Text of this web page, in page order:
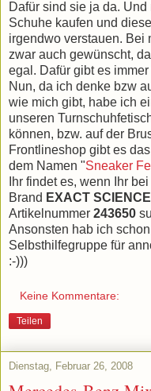
Dafür sind sie ja da.
Schuhe kaufen und
irgendwo verstauen. Bei
zwar auch gewünscht,
egal. Dafür gibt es
Nun, da ich denke bzw
wie mich gibt, habe ich
unseren
können, bzw. auf der
Frontlineshop gibt es
dem Namen "Sneaker
Ihr findet es, wenn Ihr
Brand EXACT SCIENCE
Artikelnummer 243650
Ansonsten hab ich
Selbsthilfegruppe für
:-)))
Keine Kommentare:
Teilen
Dienstag, Februar 26, 2008